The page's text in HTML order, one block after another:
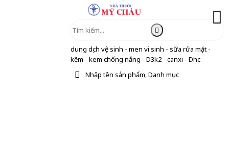
dung dịch vệ sinh - men vi sinh - sữa rửa mặt -
kẽm - kem chống nắng - D3k2 - canxi - Dhc
Nhập tên sản phẩm, Danh mục